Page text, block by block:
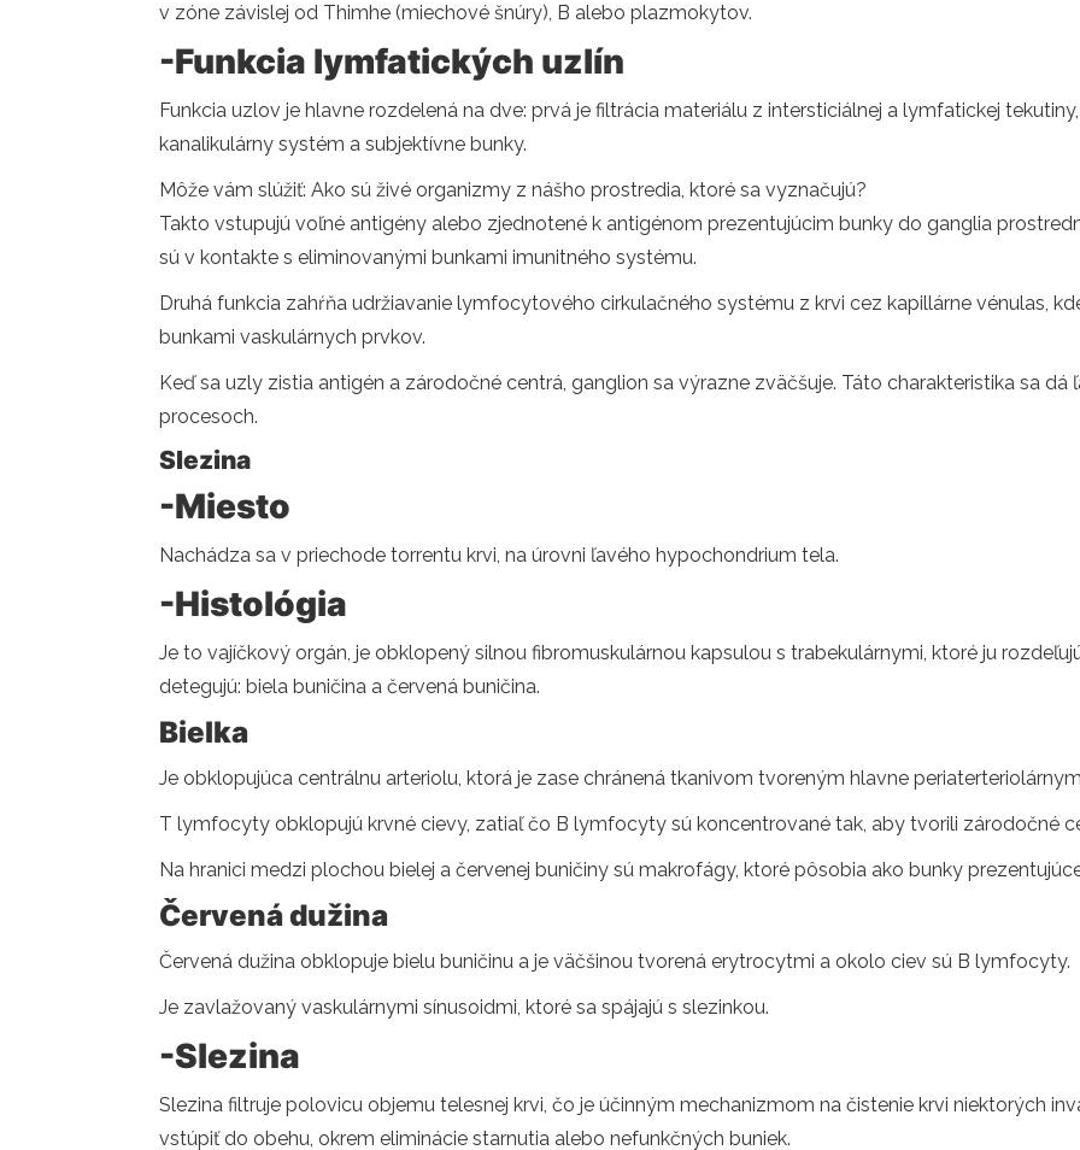
v zóne závislej od Thimhe (miechové šnúry), B alebo plazmokytov.
-Funkcia lymfatických uzlín
Funkcia uzlov je hlavne rozdelená na dve: prvá je filtrácia materiálu z intersticiálnej a lymfatickej
kanalikulárny systém a subjektívne bunky.
Môže vám slúžiť: Ako sú živé organizmy z nášho prostredia, ktoré sa vyznačujú?
Takto vstupujú voľné antigény alebo zjednotené k antigénom prezentujúcim bunky do ganglia
sú v kontakte s eliminovanými bunkami imunitného systému.
Druhá funkcia zahŕňa udržiavanie lymfocytového cirkulačného systému z krvi cez kapillárne vénulas,
bunkami vaskulárnych prvkov.
Keď sa uzly zistia antigén a zárodočné centrá, ganglion sa výrazne zväčšuje. Táto charakteristika sa
procesoch.
Slezina
-Miesto
Nachádza sa v priechode torrentu krvi, na úrovni ľavého hypochondrium tela.
-Histológia
Je to vajíčkový orgán, je obklopený silnou fibromuskulárnou kapsulou s trabekulárnymi, ktoré ju
detegujú: biela buničina a červená buničina.
Bielka
Je obklopujúca centrálnu arteriolu, ktorá je zase chránená tkanivom tvoreným hlavne
T lymfocyty obklopujú krvné cievy, zatiaľ čo B lymfocyty sú koncentrované tak, aby tvorili zárodočné
Na hranici medzi plochou bielej a červenej buničiny sú makrofágy, ktoré pôsobia ako bunky
Červená dužina
Červená dužina obklopuje bielu buničinu a je väčšinou tvorená erytrocytmi a okolo ciev sú B lymfocyty.
Je zavlažovaný vaskulárnymi sínusoidmi, ktoré sa spájajú s slezinkou.
-Slezina
Slezina filtruje polovicu objemu telesnej krvi, čo je účinným mechanizmom na čistenie krvi niektorých
vstúpiť do obehu, okrem eliminácie starnutia alebo nefunkčných buniek.